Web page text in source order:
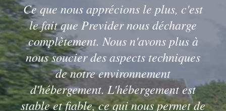
Ce que nous apprécions le plus, c'est
le fait que Previder nous décharge
complètement. Nous n'avons plus à
nous soucier des aspects techniques
de notre environnement
d'hébergement. L'hébergement est
stable et fiable, ce qui nous permet de